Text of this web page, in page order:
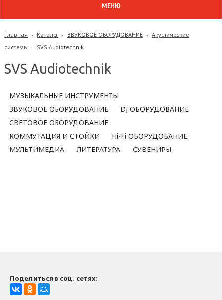
МЕНЮ
Главная - Каталог - ЗВУКОВОЕ ОБОРУДОВАНИЕ - Акустические
системы - SVS Audiotechnik
SVS Audiotechnik
МУЗЫКАЛЬНЫЕ ИНСТРУМЕНТЫ
ЗВУКОВОЕ ОБОРУДОВАНИЕ
DJ ОБОРУДОВАНИЕ
СВЕТОВОЕ ОБОРУДОВАНИЕ
КОММУТАЦИЯ И СТОЙКИ
Hi-Fi ОБОРУДОВАНИЕ
МУЛЬТИМЕДИА
ЛИТЕРАТУРА СУВЕНИРЫ
Поделиться в соц. сетях: